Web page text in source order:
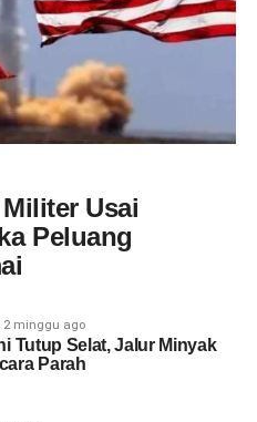
Usai
Peluang
2 minggu ago
Tutup Selat, Jalur Minyak
Parah